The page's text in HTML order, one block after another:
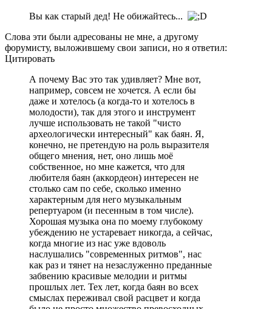
Вы как старый дед! Не обижайтесь...
Слова эти были адресованы не мне, а другому
форумисту, выложившему свои записи, но я ответил:
Цитировать
А почему Вас это так удивляет? Мне вот,
например, совсем не хочется. А если бы
даже и хотелось (а когда-то и хотелось в
молодости), так для этого и инструмент
лучше использовать не такой "чисто
археологически интересный" как баян. Я,
конечно, не претендую на роль выразителя
общего мнения, нет, оно лишь моё
собственное, но мне кажется, что для
любителя баян (аккордеон) интересен не
столько сам по себе, сколько именно
характерным для него музыкальным
репертуаром (и песенным в том числе).
Хорошая музыка она по моему глубокому
убеждению не устаревает никогда, а сейчас,
когда многие из нас уже вдоволь
наслушались "современных ритмов", нас
как раз и тянет на незаслуженно преданные
забвению красивые мелодии и ритмы
прошлых лет. Тех лет, когда баян во всех
смыслах переживал свой расцвет и когда